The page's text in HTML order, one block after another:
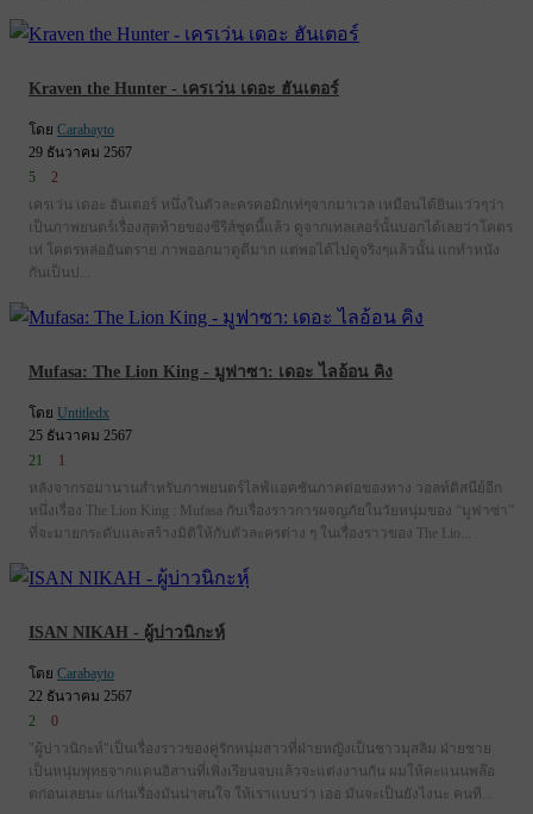
Kraven the Hunter - เครเว่น เดอะ ฮันเตอร์
โดย Carabayto
29 ธันวาคม 2567
5
2
เครเว่น เดอะ ฮันเตอร์ หนึ่งในตัวละครคอมิกเท่ๆจากมาเวล เหมือนได้ยินแว่วๆว่า
เป็นภาพยนตร์เรื่องสุดท้ายของซีรีส์ชุดนี้แล้ว ดูจากเทลเลอร์นั้นบอกได้เลยว่าโคตร
เท่ โคตรหล่ออันตราย ภาพออกมาดูดีมาก แต่พอได้ไปดูจริงๆแล้วนั้น แกทำหนัง
กันเป็นป...
Mufasa: The Lion King - มูฟาซา: เดอะ ไลอ้อน คิง
โดย Untitledx
25 ธันวาคม 2567
21
1
หลังจากรอมานานสำหรับภาพยนตร์ไลฟ์แอคชันภาคต่อของทาง วอลท์ดิสนีย์อีก
หนึ่งเรื่อง The Lion King : Mufasa กับเรื่องราวการผจญภัยในวัยหนุ่มของ “มูฟาซ่า”
ที่จะมายกระดับและสร้างมิติให้กับตัวละครต่าง ๆ ในเรื่องราวของ The Lio...
ISAN NIKAH - ผู้บ่าวนิกะหฺ์
โดย Carabayto
22 ธันวาคม 2567
2
0
"ผู้บ่าวนิกะห์"เป็นเรื่องราวของคู่รักหนุ่มสาวที่ฝ่ายหญิงเป็นชาวมุสลิม ฝ่ายชาย
เป็นหนุ่มพุทธจากแดนอิสานที่เพิ่งเรียนจบแล้วจะแต่งงานกัน ผมให้คะแนนพล๊อ
ตก่อนเลยนะ แก่นเรื่องมันน่าสนใจ ให้เราแบบว่า เออ มันจะเป็นยังไงนะ คนที...